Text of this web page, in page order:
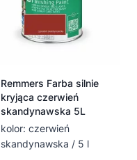
Remmers Farba silnie
kryjąca czerwień
skandynawska 5L
kolor: czerwień
skandynawska / 5 l